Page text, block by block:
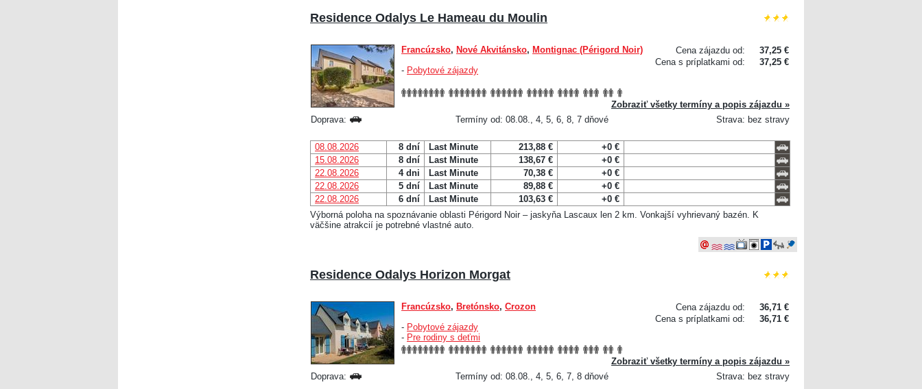
Residence Odalys Le Hameau du Moulin
Cena zájazdu od:
37,25 €
Cena s príplatkami od:
37,25 €
Francúzsko, Nové Akvitánsko, Montignac (Périgord Noir)
- Pobytové zájazdy
Zobraziť všetky termíny a popis zájazdu »
Doprava:
Termíny od: 08.08., 4, 5, 6, 8, 7 dňové Strava: bez stravy
08.08.2026 8 dní Last Minute 213,88 €
+0 €
15.08.2026
8 dní Last Minute 138,67 €
+0 €
22.08.2026
4 dni Last Minute 70,38 €
+0 €
22.08.2026
5 dní Last Minute 89,88 €
+0 €
22.08.2026
6 dní Last Minute 103,63 €
+0 €
Výborná poloha na spoznávanie oblasti Périgord Noir – jaskyňa Lascaux len 2 km. Vonkajší vyhrievaný bazén. K
väčšine atrakcií je potrebné vlastné auto.
Residence Odalys Horizon Morgat
Cena zájazdu od:
36,71 €
Cena s príplatkami od:
36,71 €
Francúzsko, Bretónsko, Crozon
- Pobytové zájazdy
- Pre rodiny s deťmi
Zobraziť všetky termíny a popis zájazdu »
Doprava:
Termíny od: 08.08., 4, 5, 6, 7, 8 dňové Strava: bez stravy